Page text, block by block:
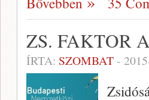
ZS. FAKTOR
ÍRTA: SZOMBAT-